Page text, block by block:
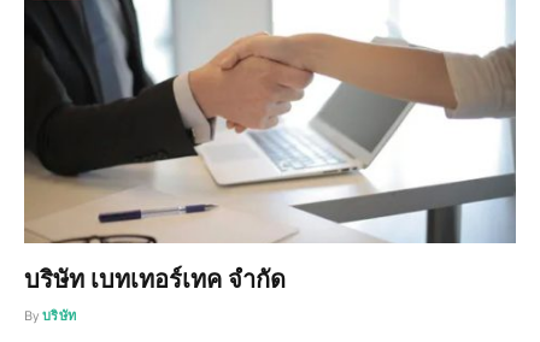
บริษัท เบทเทอร์เทค จำกัด
By บริษัท